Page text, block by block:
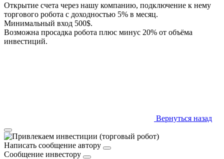
Открытие счета через нашу компанию, подключение к нему
торгового робота с доходностью 5% в месяц.
Минимальный вход 500$.
Возможна просадка робота плюс минус 20% от объёма
инвестиций.
Вернуться назад
Написать сообщение автору
Сообщение инвестору